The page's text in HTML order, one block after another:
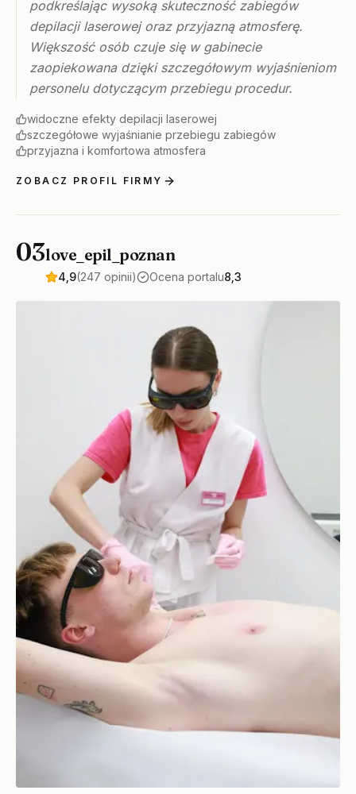
podkreślając wysoką skuteczność zabiegów
depilacji laserowej oraz przyjazną atmosferę.
Większość osób czuje się w gabinecie
zaopiekowana dzięki szczegółowym wyjaśnieniom
personelu dotyczącym przebiegu procedur.
widoczne efekty depilacji laserowej
szczegółowe wyjaśnianie przebiegu zabiegów
przyjazna i komfortowa atmosfera
ZOBACZ PROFIL FIRMY
03love_epil_poznan
4,9(247 opinii) Ocena portalu8,3